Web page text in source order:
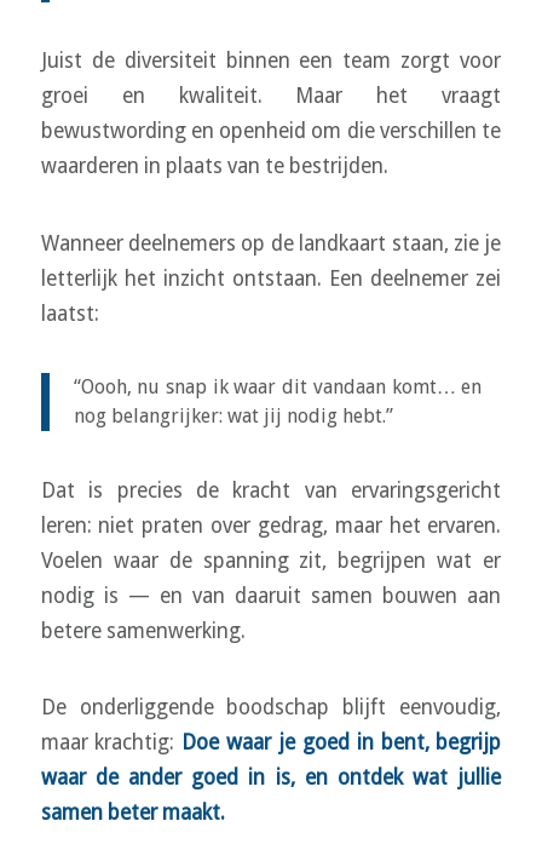
Juist de diversiteit binnen een team zorgt voor
groei en kwaliteit. Maar het vraagt
bewustwording en openheid om die verschillen te
waarderen in plaats van te bestrijden.
Wanneer deelnemers op de landkaart staan, zie je
letterlijk het inzicht ontstaan. Een deelnemer zei
laatst:
“Oooh, nu snap ik waar dit vandaan komt… en
nog belangrijker: wat jij nodig hebt.”
Dat is precies de kracht van ervaringsgericht
leren: niet praten over gedrag, maar het ervaren.
Voelen waar de spanning zit, begrijpen wat er
nodig is — en van daaruit samen bouwen aan
betere samenwerking.
De onderliggende boodschap blijft eenvoudig,
maar krachtig: Doe waar je goed in bent, begrijp
waar de ander goed in is, en ontdek wat jullie
samen beter maakt.